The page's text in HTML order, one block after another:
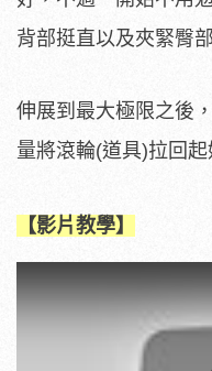
背部挺直以及夾緊臀
伸展到最大極限之後
量將滾輪(道具)拉回
【影片教學】